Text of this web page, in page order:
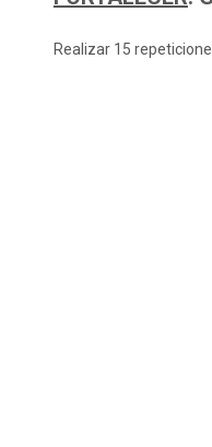
Realizar 15